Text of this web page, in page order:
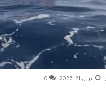
أبريل 21, 2026 0